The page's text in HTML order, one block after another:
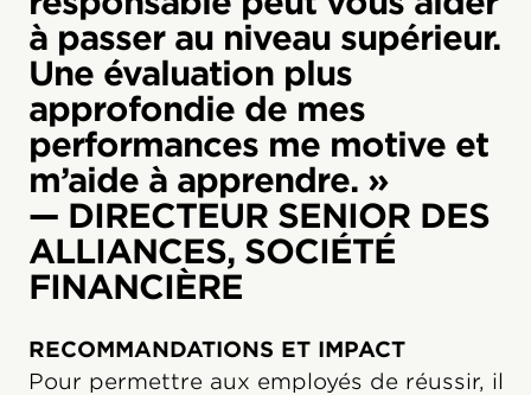
à passer au niveau supérieur.
Une évaluation plus
approfondie de mes
performances me motive et
m’aide à apprendre. »
— DIRECTEUR SENIOR DES
ALLIANCES, SOCIÉTÉ
FINANCIÈRE
RECOMMANDATIONS ET IMPACT
Pour permettre aux employés de réussir, il